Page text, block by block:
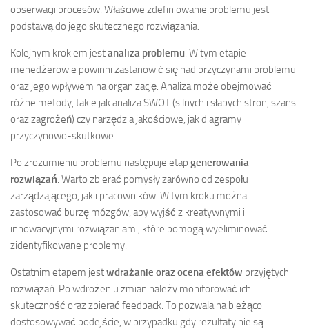
obserwacji procesów. Właściwe zdefiniowanie problemu jest
podstawą do jego skutecznego rozwiązania.
Kolejnym krokiem jestanaliza problemu . W tym etapie
menedżerowie powinni zastanowić się nad przyczynami problemu
oraz jego wpływem na organizację. Analiza może obejmować
różne metody, takie jak analiza SWOT (silnych i słabych stron, szans
oraz zagrożeń) czy narzędzia jakościowe, jak diagramy
przyczynowo-skutkowe.
Po zrozumieniu problemu następuje etap generowania
rozwiązań . Warto zbierać pomysły zarówno od zespołu
zarządzającego, jak i pracowników. W tym kroku można
zastosować burzę mózgów, aby wyjść z kreatywnymi i
innowacyjnymi rozwiązaniami, które pomogą wyeliminować
zidentyfikowane problemy.
Ostatnim etapem jestwdrażanie oraz ocena efektów przyjętych
rozwiązań. Po wdrożeniu zmian należy monitorować ich
skuteczność oraz zbierać feedback. To pozwala na bieżąco
dostosowywać podejście, w przypadku gdy rezultaty nie są